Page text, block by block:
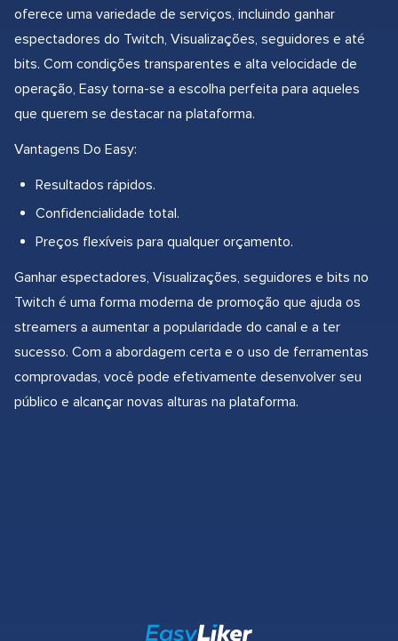
oferece uma variedade de serviços, incluindo ganhar
espectadores do Twitch, Visualizações, seguidores e até
bits. Com condições transparentes e alta velocidade de
operação, Easy torna-se a escolha perfeita para aqueles
que querem se destacar na plataforma.
Vantagens Do Easy:
Resultados rápidos.
Confidencialidade total.
Preços flexíveis para qualquer orçamento.
Ganhar espectadores, Visualizações, seguidores e bits no
Twitch é uma forma moderna de promoção que ajuda os
streamers a aumentar a popularidade do canal e a ter
sucesso. Com a abordagem certa e o uso de ferramentas
comprovadas, você pode efetivamente desenvolver seu
público e alcançar novas alturas na plataforma.